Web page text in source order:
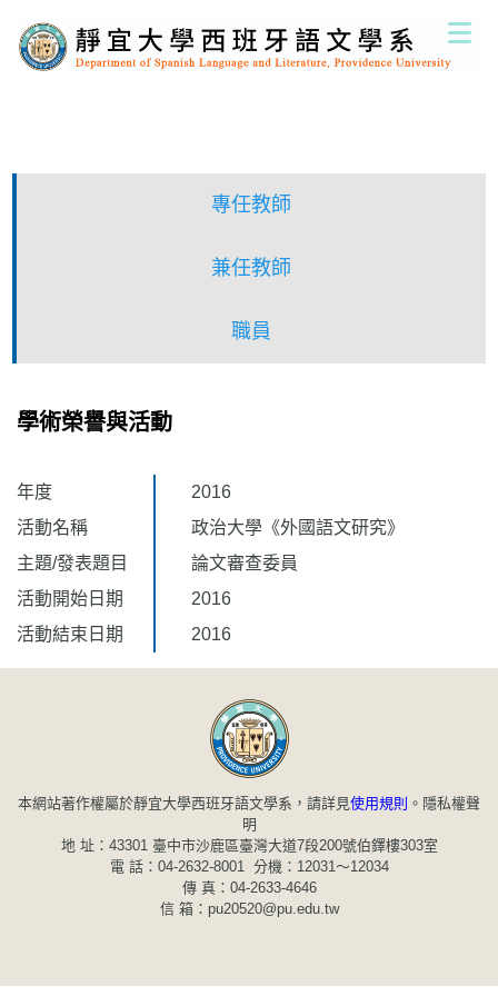
到
主
專任教師
兼任教師
職員
學術榮譽與活動
年度
2016
活動名稱
政治大學《外國語文研究》
主題/發表題目
論文審查委員
活動開始日期
2016
活動結束日期
2016
本網站著作權屬於靜宜大學西班牙語文學系，請詳見使用規則 。 隱私權聲
明
地 址：43301 臺中市沙鹿區臺灣大道7段200號伯鐸樓303室
電 話：04-2632-8001 分機：12031～12034
傳 真：04-2633-4646
信 箱：pu20520@pu.edu.tw